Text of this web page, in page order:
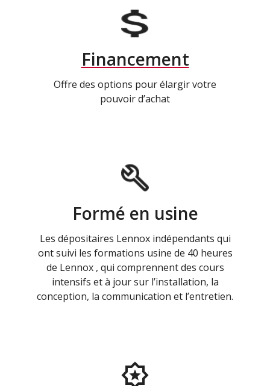
Financement
Offre des options pour élargir votre
pouvoir d’achat
Formé en usine
Les dépositaires Lennox indépendants qui
ont suivi les formations usine de 40 heures
de Lennox , qui comprennent des cours
intensifs et à jour sur l’installation, la
conception, la communication et l’entretien.